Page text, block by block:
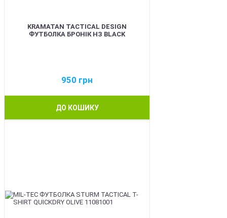
KRAMATAN TACTICAL DESIGN
ФУТБОЛКА БРОНІК НЗ BLACK
950 грн
ДО КОШИКУ